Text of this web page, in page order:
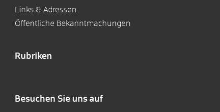
Links & Adressen
Öffentliche Bekanntmachungen
Rubriken
Besuchen Sie uns auf